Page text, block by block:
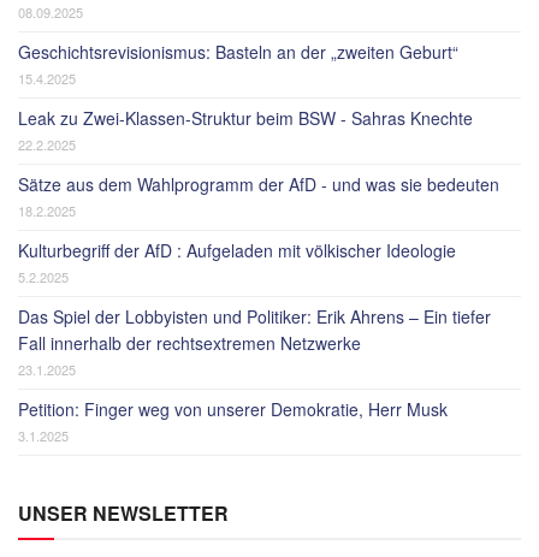
08.09.2025
Geschichtsrevisionismus: Basteln an der „zweiten Geburt“
15.4.2025
Leak zu Zwei-Klassen-Struktur beim BSW - Sahras Knechte
22.2.2025
Sätze aus dem Wahlprogramm der AfD - und was sie bedeuten
18.2.2025
Kulturbegriff der AfD : Aufgeladen mit völkischer Ideologie
5.2.2025
Das Spiel der Lobbyisten und Politiker: Erik Ahrens – Ein tiefer
Fall innerhalb der rechtsextremen Netzwerke
23.1.2025
Petition: Finger weg von unserer Demokratie, Herr Musk
3.1.2025
UNSER NEWSLETTER